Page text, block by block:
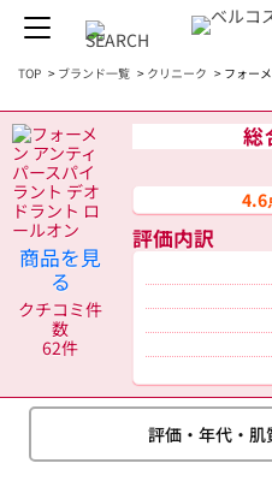
TOP > ブランド一覧 > クリニーク > フォー
商品を見
る
クチコミ件
数
62件
総
4.6
評価内訳
評価・年代・